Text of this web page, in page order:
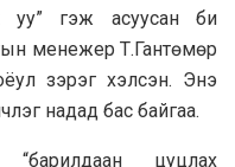
уу” гэж асуусан би
менежер Т.Гантөмөр
зэрэг хэлсэн. Энэ
надад бас байгаа.
“барилдаан цуцлах